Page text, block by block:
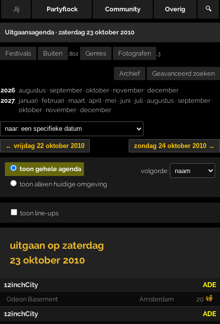
Jij Partyflock Community Overig 🔍
Uitgaansagenda · zaterdag 23 oktober 2010
Festivals Buiten ,802 Genres Fotografen ,3
Archief Geavanceerd zoeken
2026: augustus · september· oktober· november· december
2027: januari · februari · maart · april· mei · juni · juli · augustus · september·
oktober· november· december
← vrijdag 22 oktober 2010 zondag 24 oktober 2010 →
volgorde:
toon gehele agenda
toon alleen huidige omgeving
toon line-ups
uitgaan op zaterdag
23 oktober 2010
12inchCity ADE
Odeon Basement Amsterdam 20
12inchCity ADE